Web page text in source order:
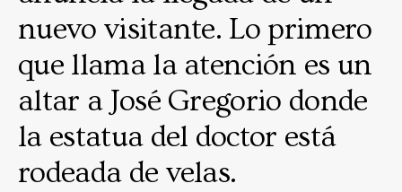
nuevo visitante. Lo primero
que llama la atención es un
altar a José Gregorio donde
la estatua del doctor está
rodeada de velas.